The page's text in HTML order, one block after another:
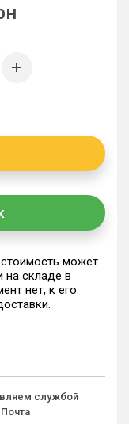
может
на складе в
нет, к его
службой